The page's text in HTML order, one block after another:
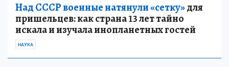
Над СССР военные натянули «сетку»для
пришельцев: как страна 13 лет тайно
искала и изучала инопланетных гостей
НАУКА